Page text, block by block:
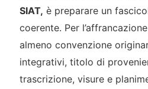
SIAT, è preparare un
coerente. Per
almeno convenzione
integrativi, titolo di
trascrizione, visure e